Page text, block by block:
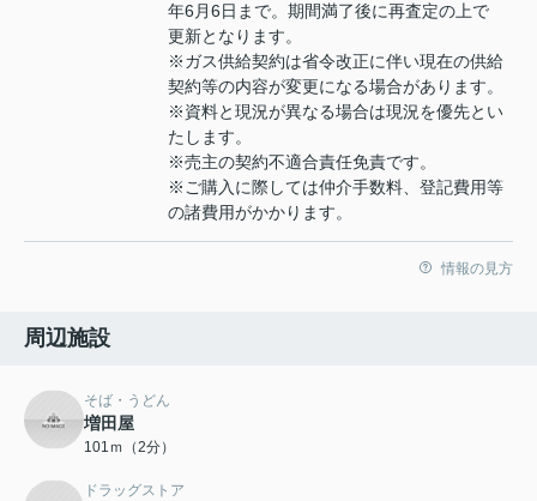
年6月6日まで。期間満了後に再査定の上で
更新となります。
※ガス供給契約は省令改正に伴い現在の供給
契約等の内容が変更になる場合があります。
※資料と現況が異なる場合は現況を優先とい
たします。
※売主の契約不適合責任免責です。
※ご購入に際しては仲介手数料、登記費用等
の諸費用がかかります。
情報の見方
周辺施設
そば・うどん
増田屋
101ｍ（2分）
ドラッグストア